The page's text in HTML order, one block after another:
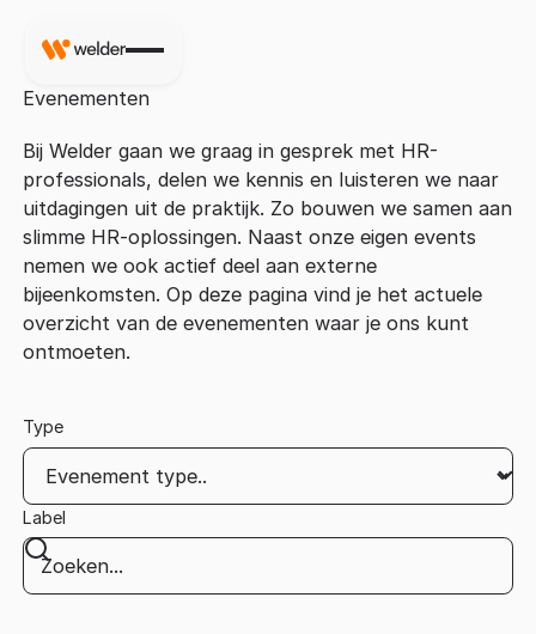
Evenementen
Bij Welder gaan we graag in gesprek met HR-
professionals, delen we kennis en luisteren we naar
uitdagingen uit de praktijk. Zo bouwen we samen aan
slimme HR-oplossingen. Naast onze eigen events
nemen we ook actief deel aan externe
bijeenkomsten. Op deze pagina vind je het actuele
overzicht van de evenementen waar je ons kunt
ontmoeten.
Type
Label